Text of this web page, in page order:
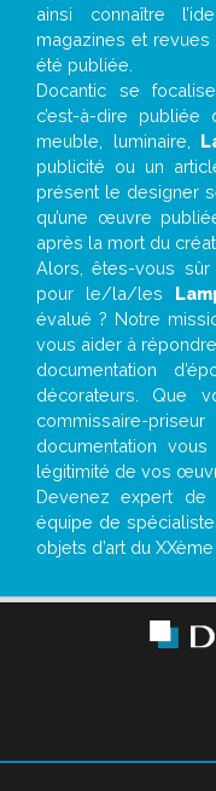
ainsi connaître
magazines et
été publiée.
Docantic se
c’est-à-dire publiée
meuble, luminaire,
publicité ou un
présent le designer
qu’une œuvre
après la mort du
Alors, êtes-vous sûr
pour le/la/les
évalué ? Notre
vous aider à
documentation
décorateurs. Que
commissaire-
documentation
légitimité de vos
Devenez expert de
équipe de
objets d’art du